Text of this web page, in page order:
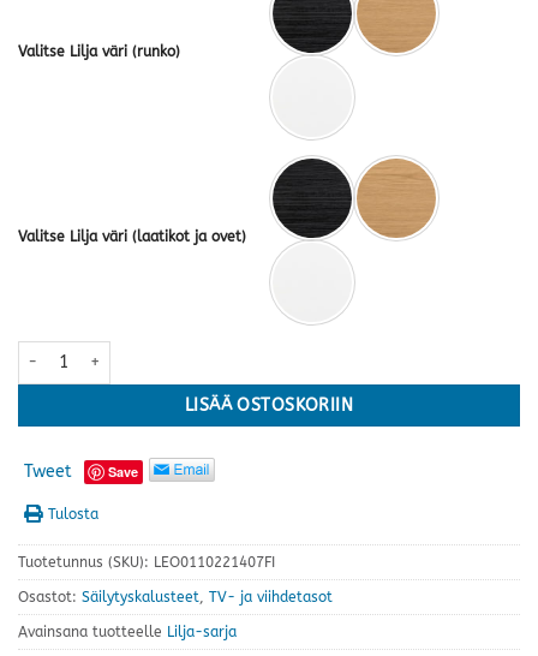
Valitse Lilja väri (runko)
Valitse Lilja väri (laatikot ja ovet)
Lilja taso nro 11 · useita värejä määrä
LISÄÄ OSTOSKORIIN
Tweet Save
Tulosta
Tuotetunnus (SKU): LEO0110221407FI
Osastot: Säilytyskalusteet TV- ja viihdetasot
Avainsana tuotteelle Lilja-sarja